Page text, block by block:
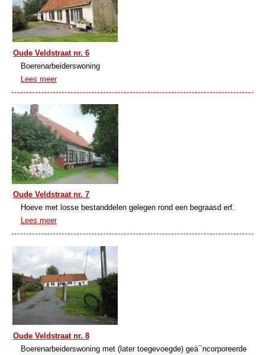
Oude Veldstraat nr. 6
Boerenarbeiderswoning
Lees meer
Oude Veldstraat nr. 7
Hoeve met losse bestanddelen gelegen rond een begraasd erf.
Lees meer
Oude Veldstraat nr. 8
Boerenarbeiderswoning met (later toegevoegde) geà¯ncorporeerde